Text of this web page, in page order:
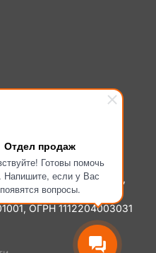
Отдел продаж
Готовы помочь
Напишите, если у Вас
появятся вопросы.
адрес: 656006
Малахова, дом № 177Е,
ОГРН 1112204003031